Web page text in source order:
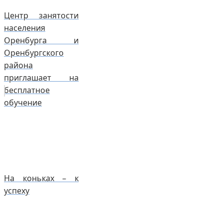
Центр занятости
населения
Оренбурга и
Оренбургского
района
приглашает на
бесплатное
обучение
На коньках – к
успеху